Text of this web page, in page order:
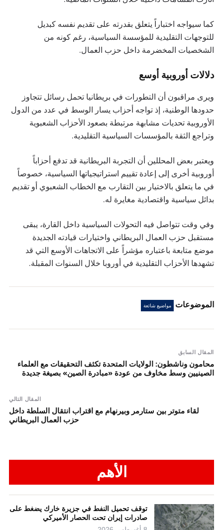
كما سيواجه اختباراً يتعلق بقدرته على تقديم نفسه كبديل
للتوجهات التقليدية للمؤسسة السياسية، رغم كونه من
الشخصيات المخضرمة داخل حزب العمال.
دلالات أوروبية أوسع
ويرى مراقبون أن التطورات في بريطانيا تحمل رسائل تتجاوز
حدودها الوطنية، إذ تواجه أحزاب يسار الوسط في عدد من الدول
الأوروبية تحديات مشابهة مرتبطة بصعود الأحزاب الشعبوية
وتراجع الثقة بالمؤسسات السياسية التقليدية.
ويعتبر بعض المحللين أن التجربة البريطانية قد تدفع أحزاباً
أوروبية أخرى إلى إعادة تقييم استراتيجياتها السياسية، خصوصاً
في ما يتعلق بالاختيار بين التقارب مع الخطاب الشعبوي أو تقديم
بدائل سياسية واقتصادية مغايرة له.
وفي وقت تتواصل فيه التحولات السياسية داخل القارة، يبقى
مستقبل حزب العمال البريطاني واختيارات قيادته الجديدة
موضع متابعة باعتباره مؤشراً على الاتجاهات الأوسع التي قد
تشهدها الأحزاب التقليدية في أوروبا خلال السنوات المقبلة.
الموضوعات مواضيع شائعة
المقال السابق
محامون وناشطون: الولايات المتحدة تكثف التحقيقات مع العلماء
الصينيين وسط مخاوف من عودة «مبادرة الصين» بصيغة جديدة
المقال التالي
لقاء متوتر بين ستارمر وبيرنهام مع اقتراب انتقال السلطة داخل
حزب العمال البريطاني
الأهم
توقف تحميل النفط في جزيرة خارك يضغط على
صادرات إيران تحت الحصار الأميركي